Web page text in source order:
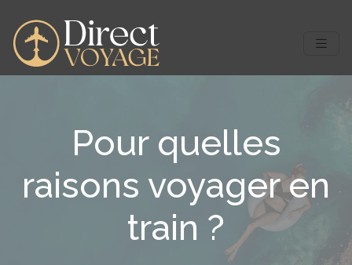
Pour quelles
raisons voyager en
train ?